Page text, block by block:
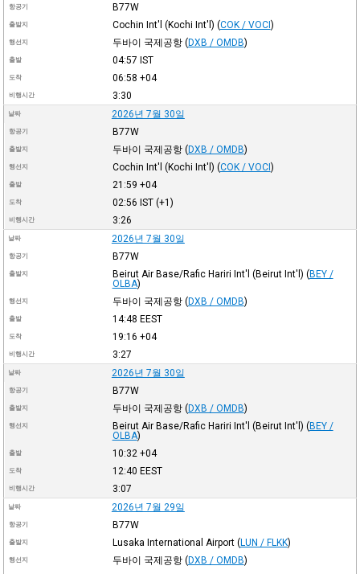
항공기 B77W
출발지 Cochin Int'l (Kochi Int'l) (COK / VOCI)
행선지 두바이 국제공항 (DXB / OMDB)
출발 04:57 IST
도착 06:58 +04
비행시간 3:30
날짜 2026년 7월 30일
항공기 B77W
출발지 두바이 국제공항 (DXB / OMDB)
행선지 Cochin Int'l (Kochi Int'l) (COK / VOCI)
출발 21:59 +04
도착 02:56 IST(+1)
비행시간 3:26
날짜 2026년 7월 30일
항공기 B77W
출발지 Beirut Air Base/Rafic Hariri Int'l (Beirut Int'l) (BEY /
OLBA)
행선지 두바이 국제공항 (DXB / OMDB)
출발 14:48 EEST
도착 19:16 +04
비행시간 3:27
날짜 2026년 7월 30일
항공기 B77W
출발지 두바이 국제공항 (DXB / OMDB)
행선지 Beirut Air Base/Rafic Hariri Int'l (Beirut Int'l) (BEY /
OLBA)
출발 10:32 +04
도착 12:40 EEST
비행시간 3:07
날짜 2026년 7월 29일
항공기 B77W
출발지 Lusaka International Airport (LUN / FLKK)
행선지 두바이 국제공항 (DXB / OMDB)